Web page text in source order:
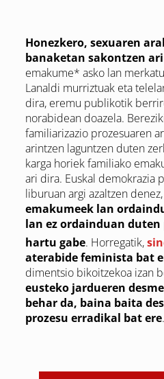
Honezkero, sexuaren
banaketan sakontzen
emakume* asko lan
Lanaldi murriztuak eta
dira, eremu publikotik
norabidean doazela.
familiarizazio prozesuaren
arintzen laguntzen duten
karga horiek familiako
ari dira. Euskal demokrazia
liburuan argi azaltzen denez,
emakumeek lan
lan ez ordainduan
hartu gabe. Horregatik,
aterabide feminista bat
dimentsio bikoitzekoa izan
eusteko jardueren
behar da, baina baita
prozesu erradikal bat ere.